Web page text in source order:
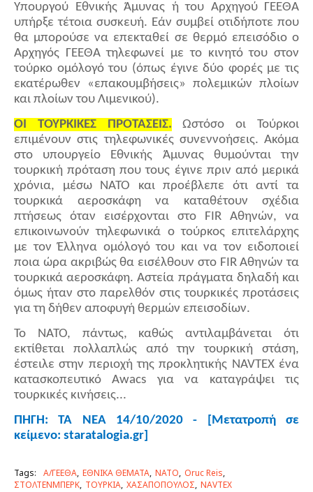
Υπουργού Εθνικής Άμυνας ή του Αρχηγού ΓΕΕΘΑ
υπήρξε τέτοια συσκευή. Εάν συμβεί οτιδήποτε που
θα μπορούσε να επεκταθεί σε θερμό επεισόδιο ο
Αρχηγός ΓΕΕΘΑ τηλεφωνεί με το κινητό του στον
τούρκο ομόλογό του (όπως έγινε δύο φορές με τις
εκατέρωθεν «επακουμβήσεις» πολεμικών πλοίων
και πλοίων του Λιμενικού).
ΟΙ ΤΟΥΡΚΙΚΕΣ ΠΡΟΤΑΣΕΙΣ. Ωστόσο οι Τούρκοι
επιμένουν στις τηλεφωνικές συνεννοήσεις. Ακόμα
στο υπουργείο Εθνικής Άμυνας θυμούνται την
τουρκική πρόταση που τους έγινε πριν από μερικά
χρόνια, μέσω ΝΑΤΟ και προέβλεπε ότι αντί τα
τουρκικά αεροσκάφη να καταθέτουν σχέδια
πτήσεως όταν εισέρχονται στο FIR Αθηνών, να
επικοινωνούν τηλεφωνικά ο τούρκος επιτελάρχης
με τον Έλληνα ομόλογό του και να τον ειδοποιεί
ποια ώρα ακριβώς θα εισέλθουν στο FIR Αθηνών τα
τουρκικά αεροσκάφη. Αστεία πράγματα δηλαδή και
όμως ήταν στο παρελθόν στις τουρκικές προτάσεις
για τη δήθεν αποφυγή θερμών επεισοδίων.
Το ΝΑΤΟ, πάντως, καθώς αντιλαμβάνεται ότι
εκτίθεται πολλαπλώς από την τουρκική στάση,
έστειλε στην περιοχή της προκλητικής NAVTEX ένα
κατασκοπευτικό Awacs για να καταγράψει τις
τουρκικές κινήσεις...
ΠΗΓΗ: ΤΑ ΝΕΑ 14/10/2020 - [Μετατροπή σε
κείμενο: staratalogia.gr]
Tags: Α/ΓΕΕΘΑ ΕΘΝΙΚΑ ΘΕΜΑΤΑ ΝΑΤΟ Οruc Reis
ΣΤΟΛΤΕΝΜΠΕΡΚ ΤΟΥΡΚΙΑ ΧΑΣΑΠΟΠΟΥΛΟΣ NAVTEX